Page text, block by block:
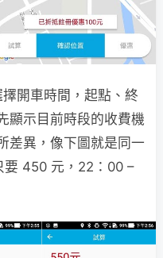
開車時間，起點、終
顯示目前時段的收費機
差異，像下圖就是同一
要 450 元，22：00 –